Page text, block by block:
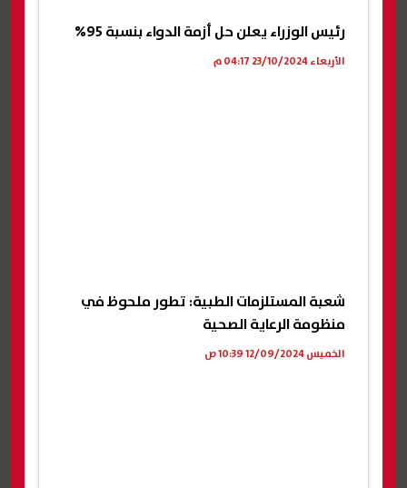
رئيس الوزراء يعلن حل أزمة الدواء بنسبة 95%
الأربعاء 23/10/2024 04:17 م
شعبة المستلزمات الطبية: تطور ملحوظ في
منظومة الرعاية الصحية
الخميس 12/09/2024 10:39 ص